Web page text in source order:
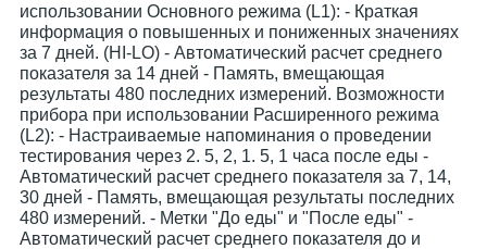
использовании Основного режима (L1): - Краткая
информация о повышенных и пониженных значениях
за 7 дней. (HI-LO) - Автоматический расчет среднего
показателя за 14 дней - Память, вмещающая
результаты 480 последних измерений. Возможности
прибора при использовании Расширенного режима
(L2): - Настраиваемые напоминания о проведении
тестирования через 2. 5, 2, 1. 5, 1 часа после еды -
Автоматический расчет среднего показателя за 7, 14,
30 дней - Память, вмещающая результаты последних
480 измерений. - Метки "До еды" и "После еды" -
Автоматический расчет среднего показателя до и